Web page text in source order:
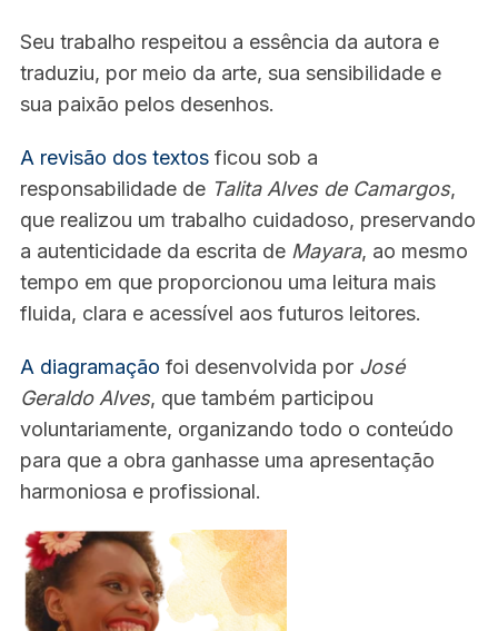
Seu trabalho respeitou a essência da autora e
traduziu, por meio da arte, sua sensibilidade e
sua paixão pelos desenhos.
A revisão dos textosficou sob a
responsabilidade de Talita Alves de Camargos,
que realizou um trabalho cuidadoso, preservando
a autenticidade da escrita de Mayara, ao mesmo
tempo em que proporcionou uma leitura mais
fluida, clara e acessível aos futuros leitores.
A diagramação foi desenvolvida por José
Geraldo Alves, que também participou
voluntariamente, organizando todo o conteúdo
para que a obra ganhasse uma apresentação
harmoniosa e profissional.